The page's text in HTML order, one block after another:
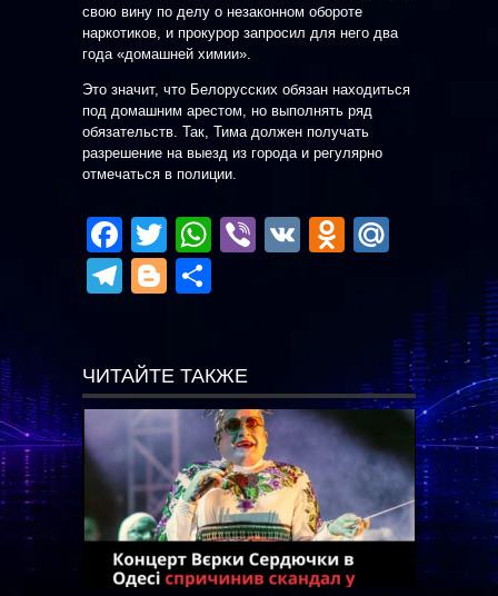
свою вину по делу о незаконном обороте
наркотиков, и прокурор запросил для него два
года «домашней химии».
Это значит, что Белорусских обязан находиться
под домашним арестом, но выполнять ряд
обязательств. Так, Тима должен получать
разрешение на выезд из города и регулярно
отмечаться в полиции.
Facebook
TwitterWhatsApp
Viber
VK
Telegram
Blogger
ЧИТАЙТЕ ТАКЖЕ